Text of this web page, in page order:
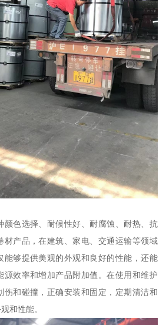
颜色选择、耐候性好、耐腐蚀、耐热、抗
材产品，在建筑、家电、交通运输等领域
能够提供美观的外观和良好的性能，还能
源效率和增加产品附加值。在使用和维护
伤和碰撞，正确安装和固定，定期清洁和
和性能。